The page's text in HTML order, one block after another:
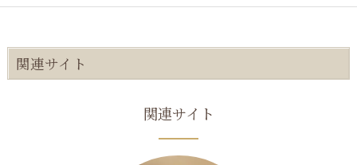
関連サイト
関連サイト